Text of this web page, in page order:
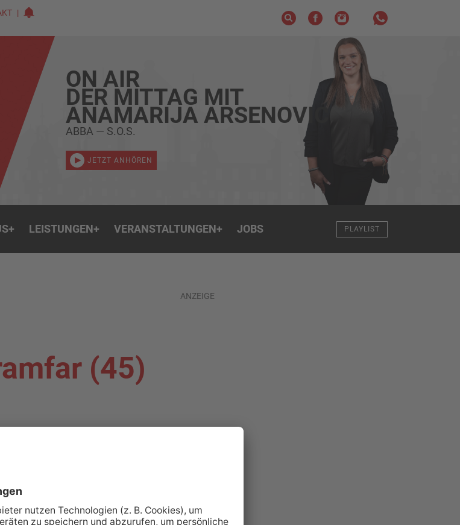
ON AIR
DER MITTAG MIT
ANAMARIJA ARSENOVIC
ABBA — S.O.S.
JETZT ANHÖREN
+ LEISTUNGEN+ VERANSTALTUNGEN+ JOBS PLAYLIST
(45)
ANZEIGE